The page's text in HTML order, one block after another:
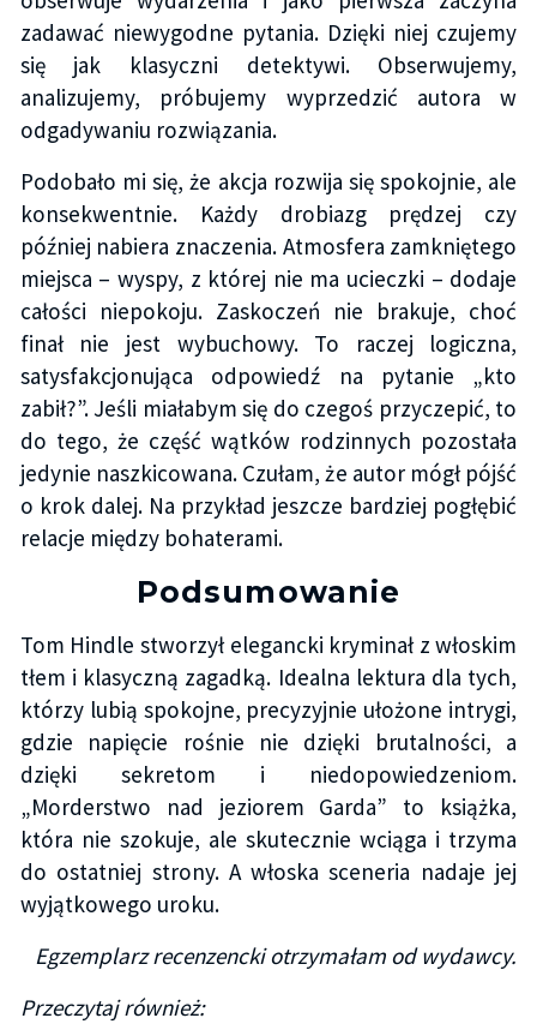
zadawać niewygodne pytania. Dzięki niej czujemy
się jak klasyczni detektywi. Obserwujemy,
analizujemy, próbujemy wyprzedzić autora w
odgadywaniu rozwiązania.
Podobało mi się, że akcja rozwija się spokojnie, ale
konsekwentnie. Każdy drobiazg prędzej czy
później nabiera znaczenia. Atmosfera zamkniętego
miejsca – wyspy, z której nie ma ucieczki – dodaje
całości niepokoju. Zaskoczeń nie brakuje, choć
finał nie jest wybuchowy. To raczej logiczna,
satysfakcjonująca odpowiedź na pytanie „kto
zabił?”. Jeśli miałabym się do czegoś przyczepić, to
do tego, że część wątków rodzinnych pozostała
jedynie naszkicowana. Czułam, że autor mógł pójść
o krok dalej. Na przykład jeszcze bardziej pogłębić
relacje między bohaterami.
Podsumowanie
Tom Hindle stworzył elegancki kryminał z włoskim
tłem i klasyczną zagadką. Idealna lektura dla tych,
którzy lubią spokojne, precyzyjnie ułożone intrygi,
gdzie napięcie rośnie nie dzięki brutalności, a
dzięki sekretom i niedopowiedzeniom.
„Morderstwo nad jeziorem Garda” to książka,
która nie szokuje, ale skutecznie wciąga i trzyma
do ostatniej strony. A włoska sceneria nadaje jej
wyjątkowego uroku.
Egzemplarz recenzencki otrzymałam od wydawcy.
Przeczytaj również: